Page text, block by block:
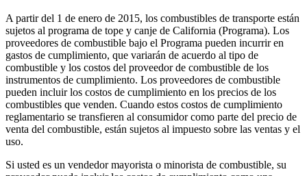
A partir del 1 de enero de 2015, los combustibles de transporte están
sujetos al programa de tope y canje de California (Programa). Los
proveedores de combustible bajo el Programa pueden incurrir en
gastos de cumplimiento, que variarán de acuerdo al tipo de
combustible y los costos del proveedor de combustible de los
instrumentos de cumplimiento. Los proveedores de combustible
pueden incluir los costos de cumplimiento en los precios de los
combustibles que venden. Cuando estos costos de cumplimiento
reglamentario se transfieren al consumidor como parte del precio de
venta del combustible, están sujetos al impuesto sobre las ventas y el
uso.
Si usted es un vendedor mayorista o minorista de combustible, su